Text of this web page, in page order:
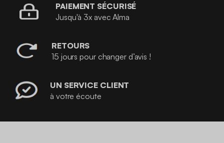
PAIEMENT SÉCURISÉ
Jusqu'à 3x avec Alma
RETOURS
15 jours pour changer d’avis !
UN SERVICE CLIENT
à votre écoute